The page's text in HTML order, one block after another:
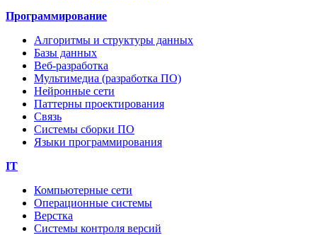
Программирование
Алгоритмы и структуры данных
Базы данных
Веб-разработка
Мультимедиа (разработка ПО)
Нейронные сети
Паттерны проектирования
Связь
Системы сборки ПО
Языки программирования
IT
Компьютерные сети
Операционные системы
Верстка
Системы контроля версий